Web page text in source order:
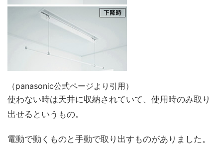
（panasonic公式ページより引用）
使わない時は天井に収納されていて、使用時のみ取り
出せるというもの。
電動で動くものと手動で取り出すものがありました。